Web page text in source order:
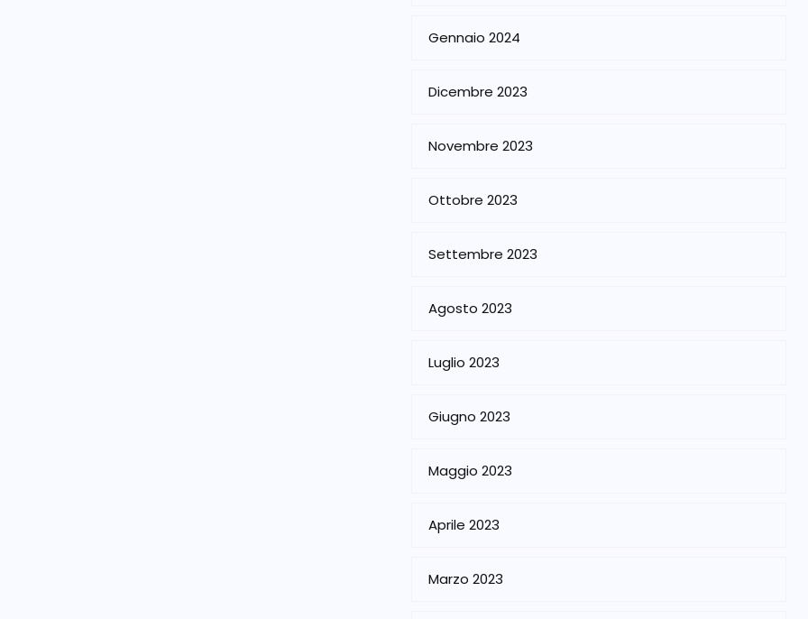
Gennaio 2024
Dicembre 2023
Novembre 2023
Ottobre 2023
Settembre 2023
Agosto 2023
Luglio 2023
Giugno 2023
Maggio 2023
Aprile 2023
Marzo 2023